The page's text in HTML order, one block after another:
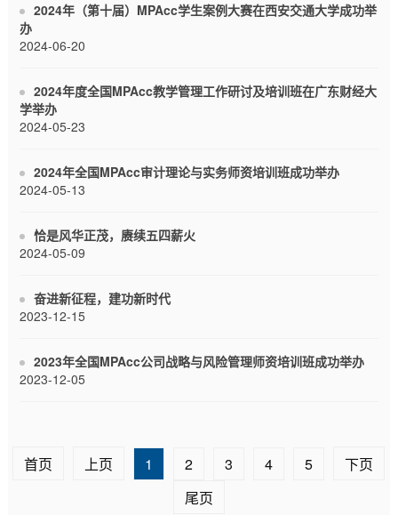
2024年（第十届）MPAcc学生案例大赛在西安交通大学成功举
办
2024-06-20
2024年度全国MPAcc教学管理工作研讨及培训班在广东财经大
学举办
2024-05-23
2024年全国MPAcc审计理论与实务师资培训班成功举办
2024-05-13
恰是风华正茂，赓续五四薪火
2024-05-09
奋进新征程，建功新时代
2023-12-15
2023年全国MPAcc公司战略与风险管理师资培训班成功举办
2023-12-05
首页 上页 1 2 3 4 5
下页
尾页